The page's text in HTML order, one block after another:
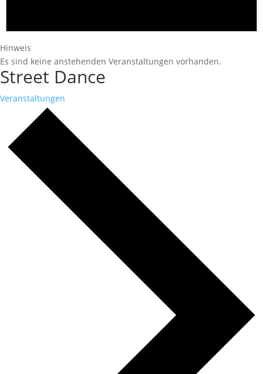
Hinweis
Es sind keine anstehenden Veranstaltungen vorhanden.
Street Dance
Veranstaltungen